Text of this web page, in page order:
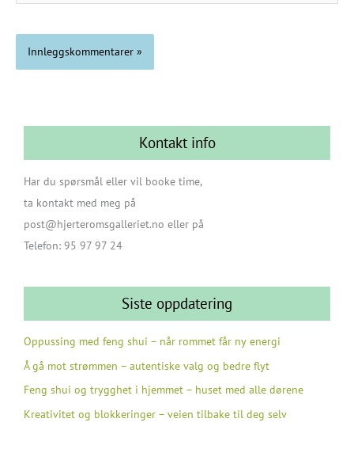
Kontakt info
Har du spørsmål eller vil booke time,
ta kontakt med meg på
post@hjerteromsgalleriet.no eller på
Telefon: 95 97 97 24
Siste oppdatering
Oppussing med feng shui – når rommet får ny energi
Å gå mot strømmen – autentiske valg og bedre flyt
Feng shui og trygghet i hjemmet – huset med alle dørene
Kreativitet og blokkeringer – veien tilbake til deg selv